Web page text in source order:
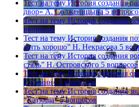
Тест на тему История создания
двор» А. Солженицына 5
Тест на тему История создания
вопросов
Тест на тему История создания
жить хорошо” Н. Некрасова 5
Тест на тему История создания
сталь” Н. Островского 5 вопросов
Тест на тему История создания
Сусанин» 5 вопросов
Тест на тему История создания
“Катюша” 5 вопросов